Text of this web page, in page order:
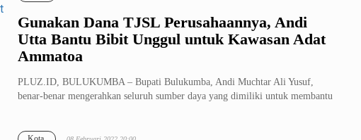
Gunakan Dana TJSL Perusahaannya, Andi
Utta Bantu Bibit Unggul untuk Kawasan Adat
Ammatoa
PLUZ.ID, BULUKUMBA – Bupati Bulukumba, Andi Muchtar Ali Yusuf,
benar-benar mengerahkan seluruh sumber daya yang dimiliki untuk membantu